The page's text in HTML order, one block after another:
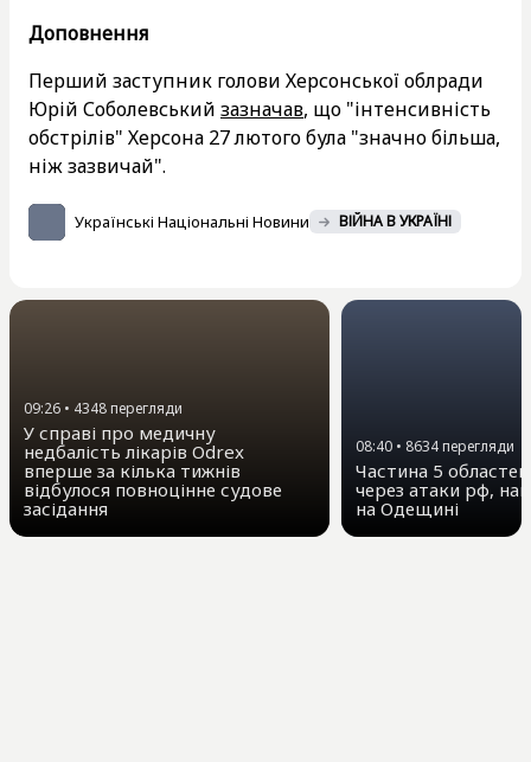
Доповнення
Перший заступник голови Херсонської облради
Юрій Соболевський зазначав, що "інтенсивність
обстрілів" Херсона 27 лютого була "значно більша,
ніж зазвичай".
Українські Національні Новини ВІЙНА В УКРАЇНІ
09:26 • 4348перегляди
У справі про медичну
недбалість лікарів Odrex
вперше за кілька тижнів
відбулося повноцінне судове
засідання
08:40 • 8634перегляди
Частина 5 областей
через атаки рф,
на Одещині